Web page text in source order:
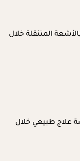
14 ألف فحص بالأشعة المتنقلة خلال
4.8 مليون جلسة علاج طبيعي خلال